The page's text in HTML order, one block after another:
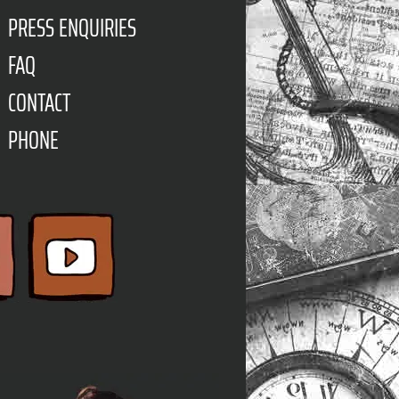
PRESS ENQUIRIES
FAQ
CONTACT
PHONE